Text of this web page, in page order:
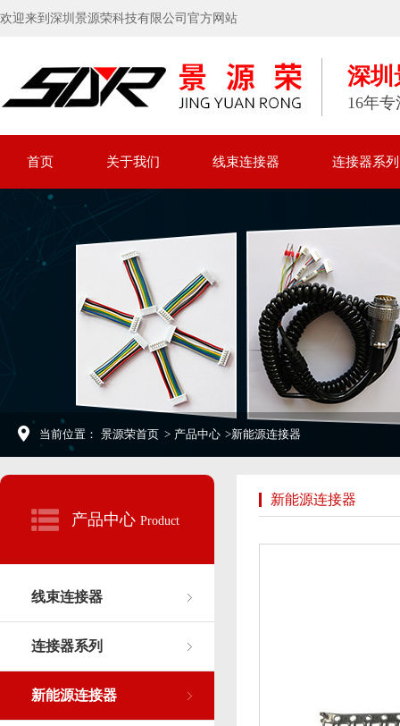
欢迎来到深圳景源荣科技有限公司官方网站
深圳
16年
首页 关于我们 线束连接器 连接器系列
当前位置： 景源荣首页 > 产品中心 >新能源连接器
产品中心 Product
线束连接器
连接器系列
新能源连接器
新能源连接器